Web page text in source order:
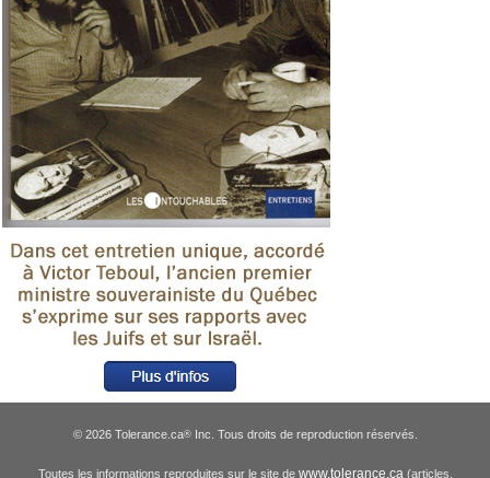
© 2026 Tolerance.ca®Inc. Tous droits de reproduction réservés.
Toutes les informations reproduites sur le site de www.tolerance.ca(articles,